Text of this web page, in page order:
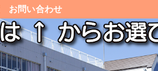
お問い合わせ